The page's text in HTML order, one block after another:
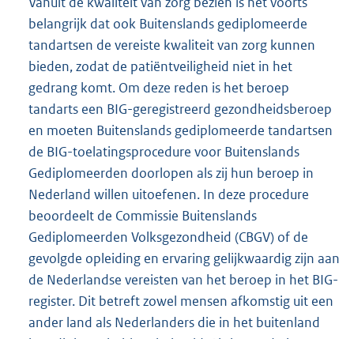
belangrijk dat ook Buitenslands gediplomeerde
tandartsen de vereiste kwaliteit van zorg kunnen
bieden, zodat de patiëntveiligheid niet in het
gedrang komt. Om deze reden is het beroep
tandarts een BIG-geregistreerd gezondheidsberoep
en moeten Buitenslands gediplomeerde tandartsen
de BIG-toelatingsprocedure voor Buitenslands
Gediplomeerden doorlopen als zij hun beroep in
Nederland willen uitoefenen. In deze procedure
beoordeelt de Commissie Buitenslands
Gediplomeerden Volksgezondheid (CBGV) of de
gevolgde opleiding en ervaring gelijkwaardig zijn aan
de Nederlandse vereisten van het beroep in het BIG-
register. Dit betreft zowel mensen afkomstig uit een
ander land als Nederlanders die in het buitenland